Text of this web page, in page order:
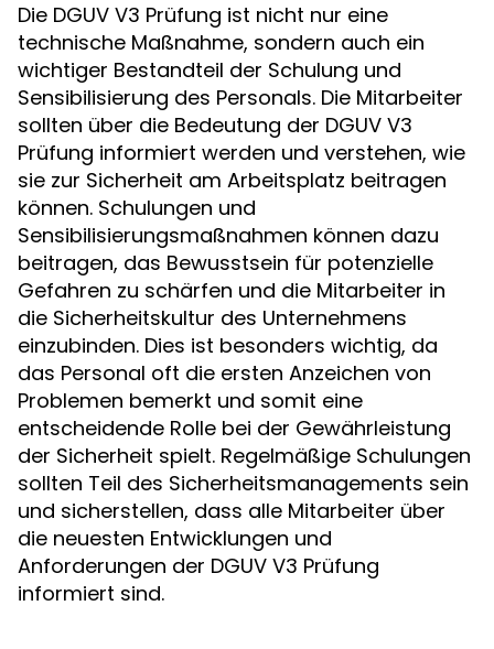
Die DGUV V3 Prüfung ist nicht nur eine
technische Maßnahme, sondern auch ein
wichtiger Bestandteil der Schulung und
Sensibilisierung des Personals. Die Mitarbeiter
sollten über die Bedeutung der DGUV V3
Prüfung informiert werden und verstehen, wie
sie zur Sicherheit am Arbeitsplatz beitragen
können. Schulungen und
Sensibilisierungsmaßnahmen können dazu
beitragen, das Bewusstsein für potenzielle
Gefahren zu schärfen und die Mitarbeiter in
die Sicherheitskultur des Unternehmens
einzubinden. Dies ist besonders wichtig, da
das Personal oft die ersten Anzeichen von
Problemen bemerkt und somit eine
entscheidende Rolle bei der Gewährleistung
der Sicherheit spielt. Regelmäßige Schulungen
sollten Teil des Sicherheitsmanagements sein
und sicherstellen, dass alle Mitarbeiter über
die neuesten Entwicklungen und
Anforderungen der DGUV V3 Prüfung
informiert sind.